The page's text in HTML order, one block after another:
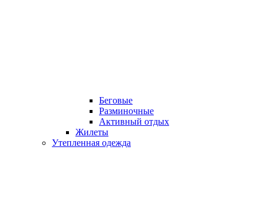
Беговые
Разминочные
Активный отдых
Жилеты
Утепленная одежда